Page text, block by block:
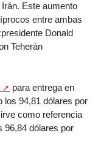
Este aumento
entre ambas
Donald
Teherán
para entrega en
los 94,81 dólares por
como referencia
96,84 dólares por